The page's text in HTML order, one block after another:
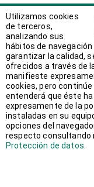
mayo 2018
abril 2018(1)
marzo 2018 (2)
febrero 2018(3)
enero 2018(2)
Utilizamos cookies
de terceros,
analizando sus
hábitos de
garantizar la calidad,
ofrecidos a través de
manifieste
cookies, pero
entenderá que éste
expresamente de la
instaladas en su
opciones del
respecto consultando
Protección de datos